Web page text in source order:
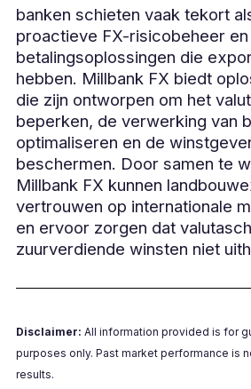
banken schieten vaak tekort
proactieve FX-risicobeheer
betalingsoplossingen die
hebben. Millbank FX biedt
die zijn ontworpen om het
beperken, de verwerking van
optimaliseren en de
beschermen. Door samen te
Millbank FX kunnen
vertrouwen op internationale
en ervoor zorgen dat
zuurverdiende winsten niet
Disclaimer: All information provided is for
purposes only. Past market performance is
results.